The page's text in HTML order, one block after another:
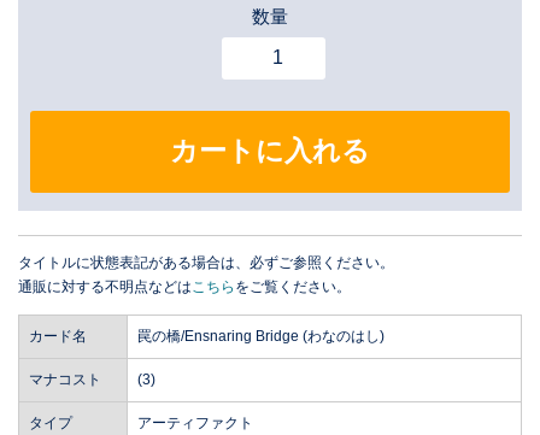
数量
カートに入れる
タイトルに状態表記がある場合は、必ずご参照ください。
通販に対する不明点などは こちら をご覧ください。
カード名 罠の橋/Ensnaring Bridge (わなのはし)
マナコスト (3)
タイプ アーティファクト